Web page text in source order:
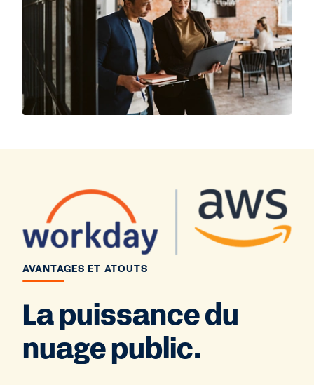
AVANTAGES ET ATOUTS
La puissance du
nuage public.